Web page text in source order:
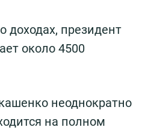
доходах, президент
около 4500
неоднократно
на полном